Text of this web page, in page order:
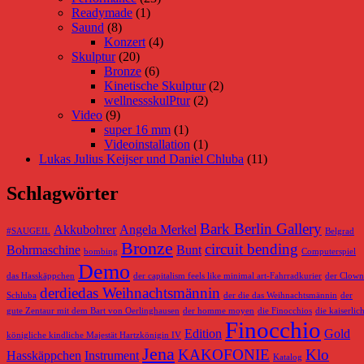
Readymade (1)
Saund (8)
Konzert (4)
Skulptur(20)
Bronze (6)
Kinetische Skulptur(2)
wellnessskulPtur(2)
Video (9)
super 16 mm (1)
Videoinstallation (1)
Lukas Julius Keijser und Daniel Chluba (11)
Schlagwörter
#SAUGEIL Akkubohrer Angela Merkel Bark Berlin Gallery Belgrad
Bohrmaschine bombing Bronze Bunt circuit bending Computerspiel
das Hasskäppchen Demo der capitalism feels like minimal art-Fahrradkurier der Clown
Schluba derdiedas Weihnachtsmännin der die das Weihnachtsmännin der
gute Zentaur mit dem Bart von Oerlinghausen der homme moyen die Finocchios die kaiserlich
königliche kindliche Majestät Hartzkönigin IV Edition Finocchio Gold
Hasskäppchen Instrument JenaKAKOFONIE Katalog Klo